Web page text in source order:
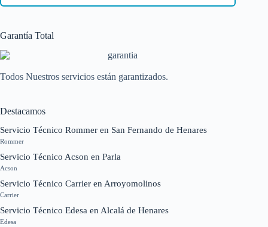
Garantía Total
Todos Nuestros servicios están garantizados.
Destacamos
Servicio Técnico Rommer en San Fernando de Henares
Rommer
Servicio Técnico Acson en Parla
Acson
Servicio Técnico Carrier en Arroyomolinos
Carrier
Servicio Técnico Edesa en Alcalá de Henares
Edesa